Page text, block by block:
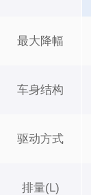
最大降幅
车身结构
驱动方式
排量(L)